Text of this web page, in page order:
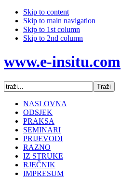
Skip to content
Skip to main navigation
Skip to 1st column
Skip to 2nd column
www.e-insitu.com
NASLOVNA
ODSJEK
PRAKSA
SEMINARI
PRIJEVODI
RAZNO
IZ STRUKE
RJEČNIK
IMPRESUM